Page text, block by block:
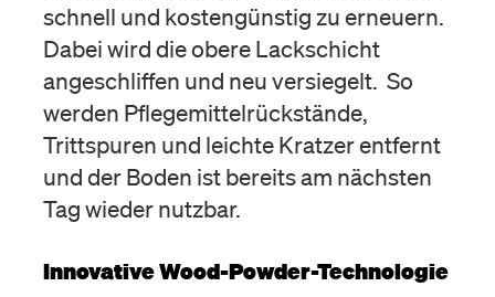
schnell und kostengünstig zu erneuern.
Dabei wird die obere Lackschicht
angeschliffen und neu versiegelt. So
werden Pflegemittelrückstände,
Trittspuren und leichte Kratzer entfernt
und der Boden ist bereits am nächsten
Tag wieder nutzbar.
Innovative Wood-Powder-Technologie